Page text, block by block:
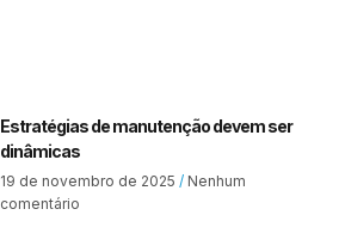
Estratégias de manutenção devem ser
dinâmicas
19 de novembro de 2025
Nenhum
comentário